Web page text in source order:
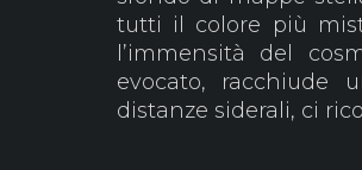
tutti il colore più
l’immensità del
evocato, racchiude
distanze siderali, ci